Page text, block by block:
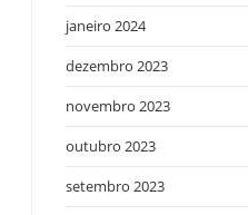
janeiro 2024
dezembro 2023
novembro 2023
outubro 2023
setembro 2023